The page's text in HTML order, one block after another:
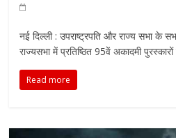
नई दिल्ली : उपराष्ट्रपति और राज्य सभा
राज्यसभा में प्रतिष्ठित 95वें अकादमी
Read more